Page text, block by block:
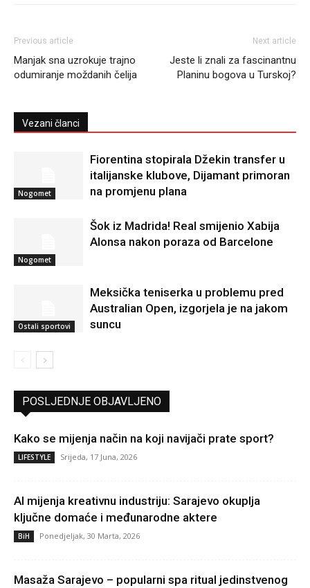
Previous article
Manjak sna uzrokuje trajno
odumiranje moždanih čelija
Next article
Jeste li znali za fascinantnu
Planinu bogova u Turskoj?
Vezani članci
Nogomet
Fiorentina stopirala Džekin transfer u
italijanske klubove, Dijamant primoran
na promjenu plana
Nogomet
Šok iz Madrida! Real smijenio Xabija
Alonsa nakon poraza od Barcelone
Ostali sportovi
Meksička teniserka u problemu pred
Australian Open, izgorjela je na jakom
suncu
POSLJEDNJE OBJAVLJENO
Kako se mijenja način na koji navijači prate sport?
LIFESTYLE Srijeda, 17 Juna, 2026
AI mijenja kreativnu industriju: Sarajevo okuplja
ključne domaće i međunarodne aktere
BiH Ponedjeljak, 30 Marta, 2026
Masaža Sarajevo – popularni spa ritual jedinstvenog